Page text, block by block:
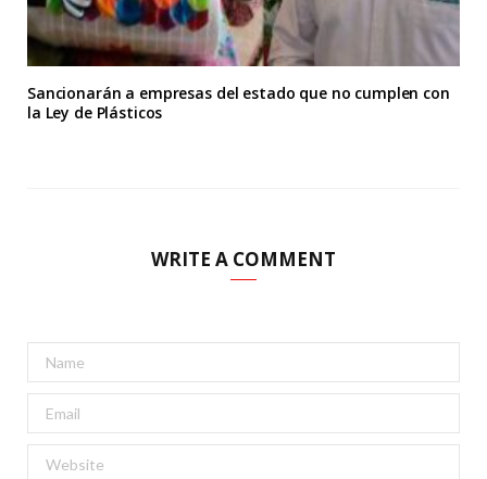
Sancionarán a empresas del estado que no cumplen con
la Ley de Plásticos
WRITE A COMMENT